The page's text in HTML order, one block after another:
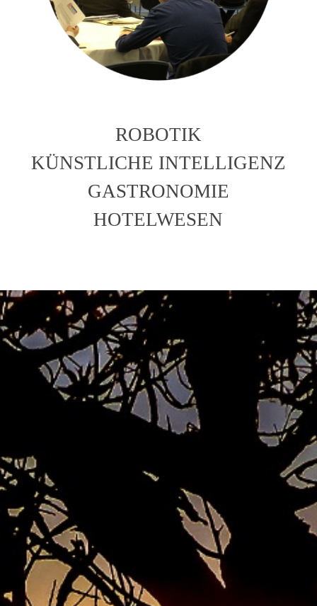
ROBOTIK
KÜNSTLICHE INTELLIGENZ
GASTRONOMIE
HOTELWESEN